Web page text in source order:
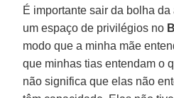
É importante sair da bolha
um espaço de privilégios no
modo que a minha mãe
que minhas tias entendam o
não significa que elas não